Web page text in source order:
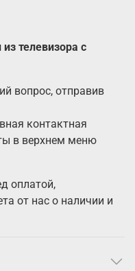
телевизора с
вопрос, отправив
контактная
в верхнем меню
оплатой,
от нас о наличии и